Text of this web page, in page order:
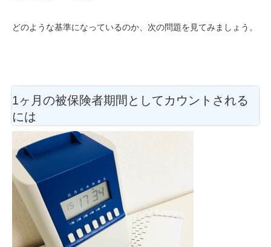
どのような基準になっているのか、次の問題を見てみましょう。
1ヶ月の被保険者期間としてカウントされる
には